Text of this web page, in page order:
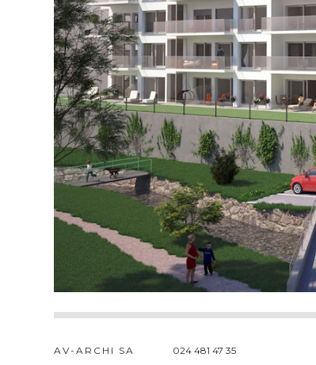
AV-ARCHI SA
024 481 47 35